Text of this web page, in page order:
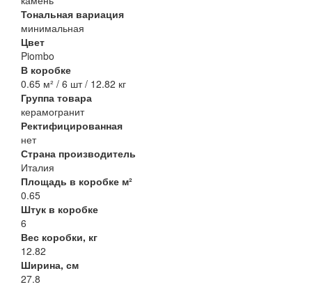
Тональная вариация
минимальная
Цвет
Piombo
В коробке
0.65 м² / 6 шт / 12.82 кг
Группа товара
керамогранит
Ректифицированная
нет
Страна производитель
Италия
Площадь в коробке м²
0.65
Штук в коробке
6
Вес коробки, кг
12.82
Ширина, см
27.8